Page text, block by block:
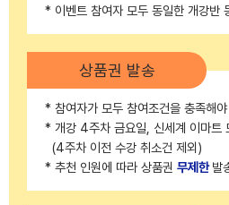
* 이벤트 참여자 모두 동일한 개강반
상품권 발송
* 참여자가 모두 참여조건을 충족해
* 개강 4주차 금요일, 신세계 이마트
(4주차 이전 수강 취소건 제외)
* 추천 인원에 따라 상품권 무제한발